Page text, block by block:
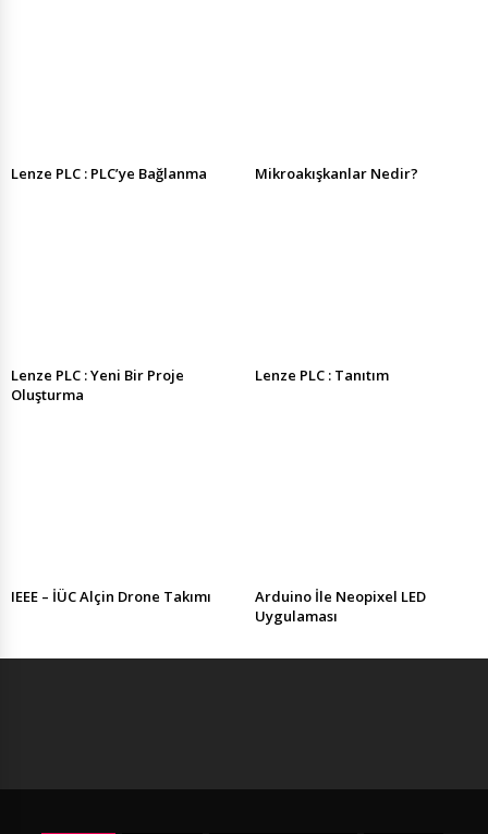
Lenze PLC : PLC’ye Bağlanma Mikroakışkanlar Nedir?
Lenze PLC : Yeni Bir Proje
Oluşturma
Lenze PLC : Tanıtım
IEEE – İÜC Alçin Drone Takımı
Arduino İle Neopixel LED
Uygulaması